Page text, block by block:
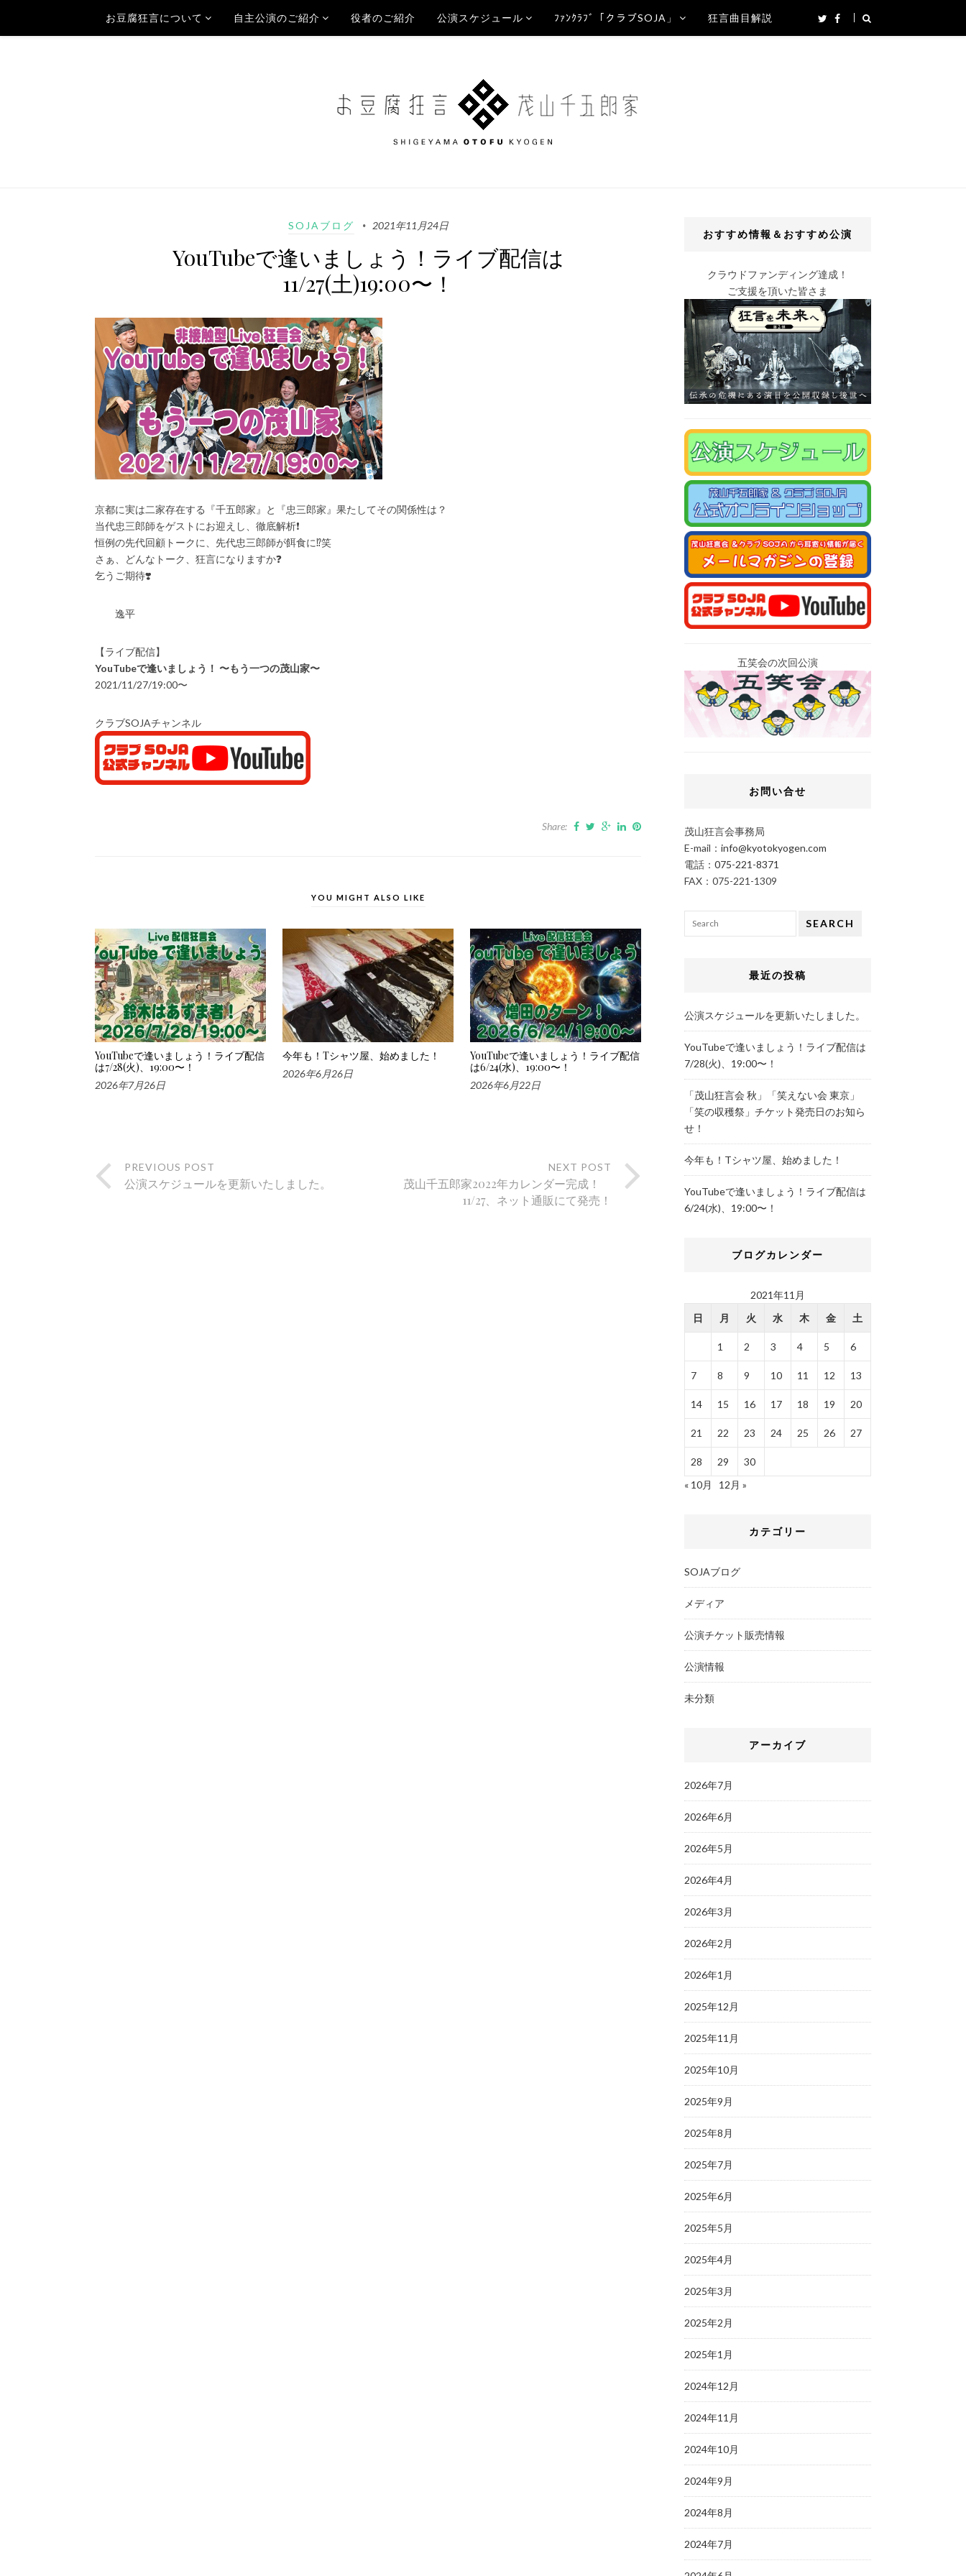
お豆腐狂言について 自主公演のご紹介 役者のご紹介 公演スケジュール ﾌｧﾝｸﾗﾌﾞ「クラブSOJA」 狂言曲目解説
SOJAブログ 2021年11月24日
YouTubeで逢いましょう！ライブ配信は
11/27(土)19:00〜！
京都に実は二家存在する『千五郎家』と『忠三郎家』果たしてその関係性は？
当代忠三郎師をゲストにお迎えし、徹底解析❗️
恒例の先代回顧トークに、先代忠三郎師が餌食に⁉️笑
さぁ、どんなトーク、狂言になりますか❓
乞うご期待❣️
逸平
【ライブ配信】
YouTubeで逢いましょう！ 〜もう一つの茂山家〜
2021/11/27/19:00〜
クラブSOJAチャンネル
Share:
YOU MIGHT ALSO LIKE
YouTubeで逢いましょう！ライブ配信
は7/28(火)、19:00〜！
2026年7月26日
今年も！Tシャツ屋、始めました！
2026年6月26日
YouTubeで逢いましょう！ライブ配信
は6/24(水)、19:00〜！
2026年6月22日
PREVIOUS POST
公演スケジュールを更新いたしました。
NEXT POST
茂山千五郎家2022年カレンダー完成！
11/27、ネット通販にて発売！
おすすめ情報＆おすすめ公演
クラウドファンディング達成！
ご支援を頂いた皆さま
五笑会の次回公演
お問い合せ
茂山狂言会事務局
E-mail： info@kyotokyogen.com
電話： 075-221-8371
FAX：075-221-1309
SEARCH
最近の投稿
公演スケジュールを更新いたしました。
YouTubeで逢いましょう！ライブ配信は
7/28(火)、19:00〜！
「茂山狂言会 秋」「笑えない会 東京」
「笑の収穫祭」チケット発売日のお知ら
せ！
今年も！Tシャツ屋、始めました！
YouTubeで逢いましょう！ライブ配信は
6/24(水)、19:00〜！
ブログカレンダー
2021年11月
日
月 火 水 木 金 土
1 2 3 4 5 6
7 8 9 10 11 12 13
14 15 16 17 18 19 20
21 22 23 24 25 26 27
28 29
30
« 10月
12月 »
カテゴリー
SOJAブログ
メディア
公演チケット販売情報
公演情報
未分類
アーカイブ
2026年7月
2026年6月
2026年5月
2026年4月
2026年3月
2026年2月
2026年1月
2025年12月
2025年11月
2025年10月
2025年9月
2025年8月
2025年7月
2025年6月
2025年5月
2025年4月
2025年3月
2025年2月
2025年1月
2024年12月
2024年11月
2024年10月
2024年9月
2024年8月
2024年7月